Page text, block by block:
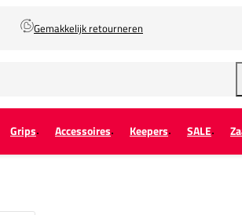
Gemakkelijk retourneren
Grips Accessoires Keepers SALE